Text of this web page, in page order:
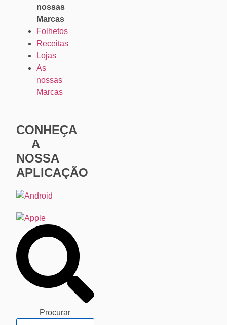
nossas
Marcas
Folhetos
Receitas
Lojas
As
nossas
Marcas
CONHEÇA
A
NOSSA
APLICAÇÃO
Procurar